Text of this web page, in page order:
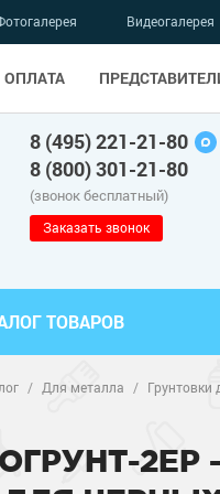
Видеогалерея
ОПЛАТА
8 (495) 221-21-80
8 (800) 301-21-80
(звонок бесплатный)
Заказать звонок
ТОВАРОВ
наливные полы
/ Для металла / Грунтовки